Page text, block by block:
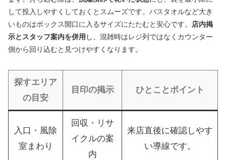
して投入しやすくしておくとスムーズです。バスタオルなど大き
いものはボックス開口に入るサイズにたたむと安心です。 店内掲
示とスタッフ案内を併用 し、混雑時はレジ列ではなくカウンター
側から回り込むと見つけやすくなります。
探すエリア
の目安
目印の掲示 ひとことポイント
入口・風除
室まわり
回収・リサ
イクルの案
内
来店直後に確認しやす
い導線です。